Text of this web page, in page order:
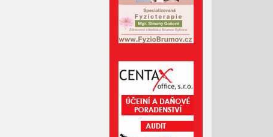
Únor 2026
Leden 2026
Prosinec 2025
Listopad 2025
Říjen 2025
Září 2025
Srpen 2025
Červenec 2025